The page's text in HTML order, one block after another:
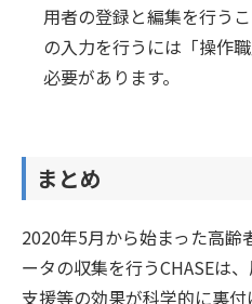
用者の登録と編集を行う
の入力を行うには「操作
必要があります。
まとめ
2020年5月から始まった高
ータの収集を行うCHASEは
支援等の効果が科学的に裏